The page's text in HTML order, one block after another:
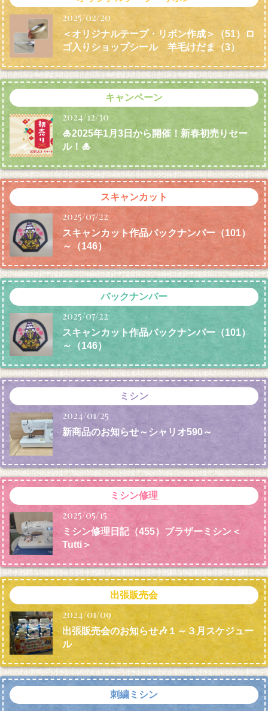
2025/02/20
＜オリジナルテープ・リボン作成＞（51）ロ
ゴ入りショップシール 羊毛けだま （3）
キャンペーン
2024/12/30
🎍2025年1月3日から開催！新春初売りセー
ル！🎍
スキャンカット
2025/07/22
スキャンカット作品バックナンバー（101）
～（146）
バックナンバー
2025/07/22
スキャンカット作品バックナンバー（101）
～（146）
ミシン
2024/01/25
新商品のお知らせ～シャリオ590～
ミシン修理
2025/05/15
ミシン修理日記（455）ブラザーミシン＜
Tutti＞
出張販売会
2024/01/09
出張販売会のお知らせ🎶１～３月スケジュー
ル
刺繍ミシン